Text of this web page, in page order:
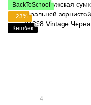
BackToSchool
−23%
Кешбек
4